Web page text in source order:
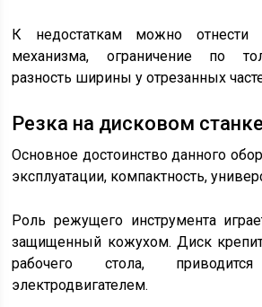
К недостаткам можно
механизма, ограничение по
разность ширины у отрезанных
Резка на дисковом станке
Основное достоинство данного
эксплуатации, компактность,
Роль режущего инструмента
защищенный кожухом. Диск
рабочего стола,
электродвигателем.